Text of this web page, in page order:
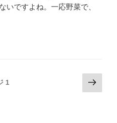
いですよね。一応野菜で、
1
次
の